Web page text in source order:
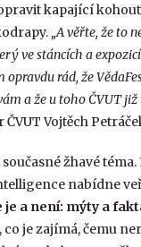
kapající
„A věřte, že to
ve stáncích a
opravdu rád, že
a že u toho ČVUT již
Vojtěch
žhavé
nabídne
a není: mýty a
co je zajímá, čemu